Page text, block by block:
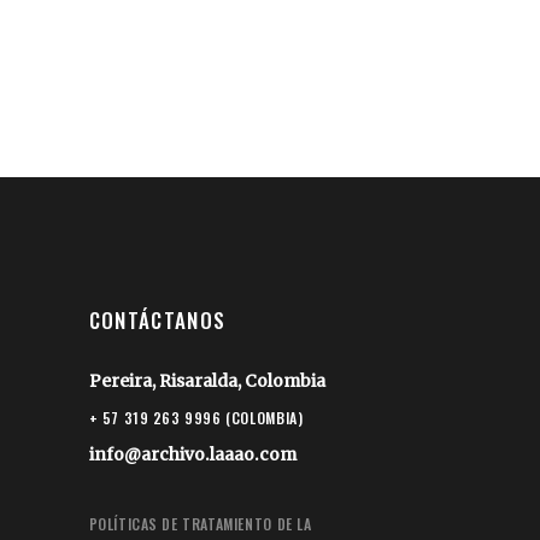
CONTÁCTANOS
Pereira, Risaralda, Colombia
+ 57 319 263 9996 (COLOMBIA)
info@archivo.laaao.com
POLÍTICAS DE TRATAMIENTO DE LA